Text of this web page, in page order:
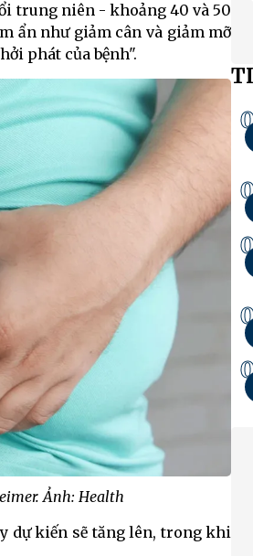
trung niên - khoảng 40 và 50
ẩn như giảm cân và giảm mỡ
phát của bệnh".
Ảnh: Health
dự kiến ​​sẽ tăng lên, trong khi